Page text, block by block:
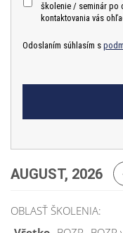
školenie / seminár po
kontaktovania vás
Odoslaním súhlasím s
AUGUST, 2026
OBLASŤ ŠKOLENIA: